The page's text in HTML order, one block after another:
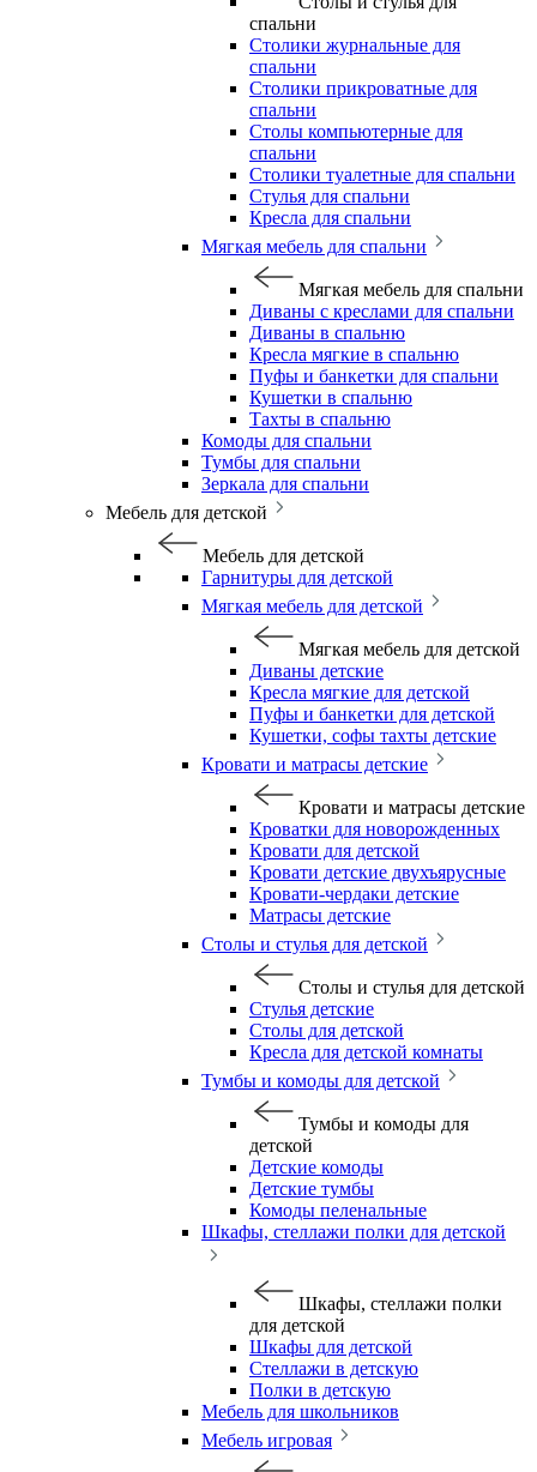
спальни
Столики журнальные для
спальни
Столики прикроватные для
спальни
Столы компьютерные для
спальни
Столики туалетные для спальни
Стулья для спальни
Кресла для спальни
Мягкая мебель для спальни
Мягкая мебель для спальни
Диваны с креслами для спальни
Диваны в спальню
Кресла мягкие в спальню
Пуфы и банкетки для спальни
Кушетки в спальню
Тахты в спальню
Комоды для спальни
Тумбы для спальни
Зеркала для спальни
Мебель для детской
Мебель для детской
Гарнитуры для детской
Мягкая мебель для детской
Мягкая мебель для детской
Диваны детские
Кресла мягкие для детской
Пуфы и банкетки для детской
Кушетки, софы тахты детские
Кровати и матрасы детские
Кровати и матрасы детские
Кроватки для новорожденных
Кровати для детской
Кровати детские двухъярусные
Кровати-чердаки детские
Матрасы детские
Столы и стулья для детской
Столы и стулья для детской
Стулья детские
Столы для детской
Кресла для детской комнаты
Тумбы и комоды для детской
Тумбы и комоды для
детской
Детские комоды
Детские тумбы
Комоды пеленальные
Шкафы, стеллажи полки для детской
Шкафы, стеллажи полки
для детской
Шкафы для детской
Стеллажи в детскую
Полки в детскую
Мебель для школьников
Мебель игровая